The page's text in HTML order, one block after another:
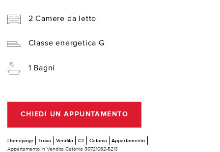
2 Camere da letto
Classe energetica G
1 Bagni
CHIEDI UN APPUNTAMENTO
Homepage Trova Vendita CT Catania
Appartamento
Appartamento In Vendita Catania 30721082-5213